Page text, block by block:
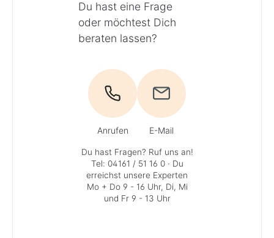
Du hast eine Frage
oder möchtest Dich
beraten lassen?
Anrufen E-Mail
Du hast Fragen? Ruf uns an!
Tel: 04161 / 51 16 0· Du
erreichst unsere Experten
Mo + Do 9 - 16 Uhr, Di, Mi
und Fr 9 - 13 Uhr